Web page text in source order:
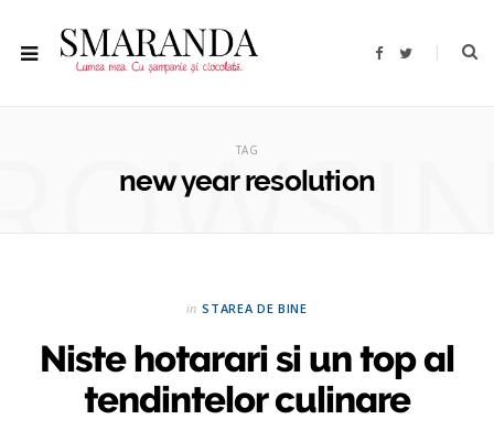
F
T
TAG
new year resolution
in STAREA DE BINE
Niste hotarari si un top al
tendintelor culinare